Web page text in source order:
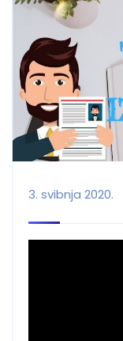
3. svibnja 2020.